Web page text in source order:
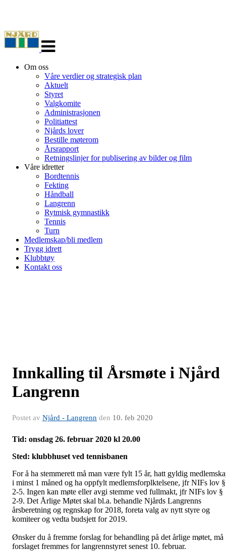
navigasjon
Om oss
Våre verdier og strategisk plan
Aktuelt
Styret
Valgkomite
Administrasjonen
Politiattest
Njårds lover
Bestille møterom
Årsrapport
Retningslinjer for publisering av bilder og film
Våre idretter
Bordtennis
Fekting
Håndball
Langrenn
Rytmisk gymnastikk
Tennis
Turn
Medlemskap/bli medlem
Trygg idrett
Klubbtøy
Kontakt oss
Innkalling til Årsmøte i Njård
Langrenn
Postet av Njård - Langrenn den 10. feb 2020
Tid: onsdag 26. februar 2020 kl 20.00
Sted: klubbhuset ved tennisbanen
For å ha stemmerett må man være fylt 15 år, hatt gyldig
i minst 1 måned og ha oppfylt medlemsforplktelsene, jfr NIFs lov §
2-5. Ingen kan møte eller avgi stemme ved fullmakt, jfr NIFs lov §
2-9. Det Årlige Møtet skal bl.a. behandle Njårds Langrenns
årsberetning og regnskap for 2018, foreta valg av nytt styre og
komiteer og vedta budsjett for 2019.
Ønsker du å fremme forslag for behandling på det årlige møtet, må
forslaget fremmes for langrennstyret senest 10. februar.